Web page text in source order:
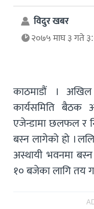
विदुर खबर
२०७५ माघ ३ गते
काठमाडौं ।
कार्यसमिति बैठक
एजेन्डामा छलफल र
बस्न लागेको हो ।
अस्थायी भवनमा
१० बजेका लागि तय